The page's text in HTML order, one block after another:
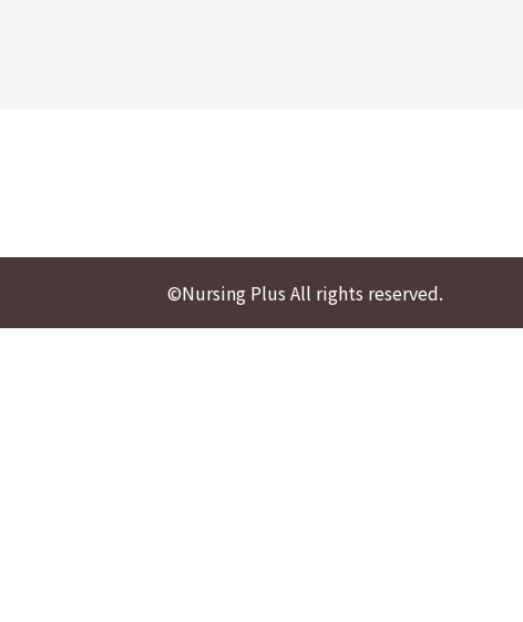
©Nursing Plus All rights reserved.